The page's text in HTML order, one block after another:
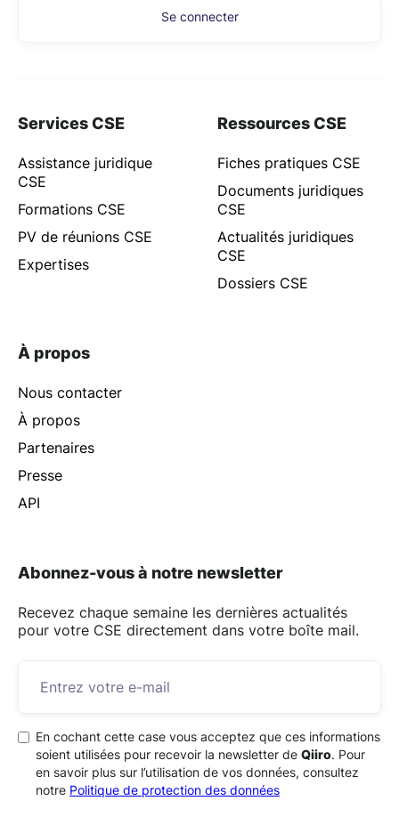
Se connecter
Services CSE
Assistance juridique
CSE
Formations CSE
PV de réunions CSE
Expertises
Ressources CSE
Fiches pratiques CSE
Documents juridiques
CSE
Actualités juridiques
CSE
Dossiers CSE
À propos
Nous contacter
À propos
Partenaires
Presse
API
Abonnez-vous à notre newsletter
Recevez chaque semaine les dernières actualités
pour votre CSE directement dans votre boîte mail.
En cochant cette case vous acceptez que ces informations
soient utilisées pour recevoir la newsletter de Qiiro. Pour
en savoir plus sur l’utilisation de vos données, consultez
notre Politique de protection des données